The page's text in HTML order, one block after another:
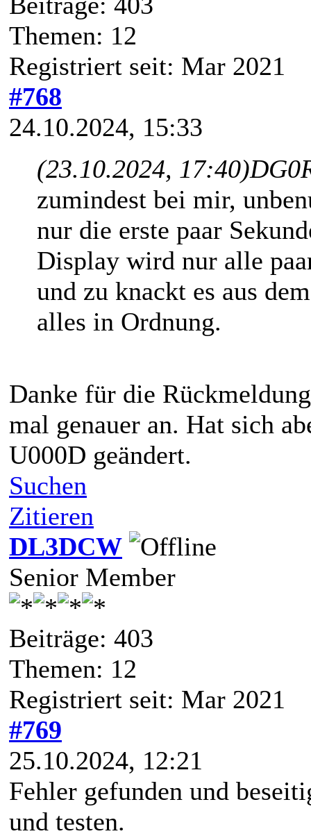
Themen: 12
Registriert seit: Mar 2021
#768
24.10.2024, 15:33
(23.10.2024, 17:40)
zumindest bei mir,
nur die erste paar
Display wird nur alle
und zu knackt es aus
alles in Ordnung.
Danke für die
mal genauer an. Hat sich
U000D geändert.
Suchen
Zitieren
DL3DCW
Senior Member
Beiträge: 403
Themen: 12
Registriert seit: Mar 2021
#769
25.10.2024, 12:21
Fehler gefunden und
und testen.